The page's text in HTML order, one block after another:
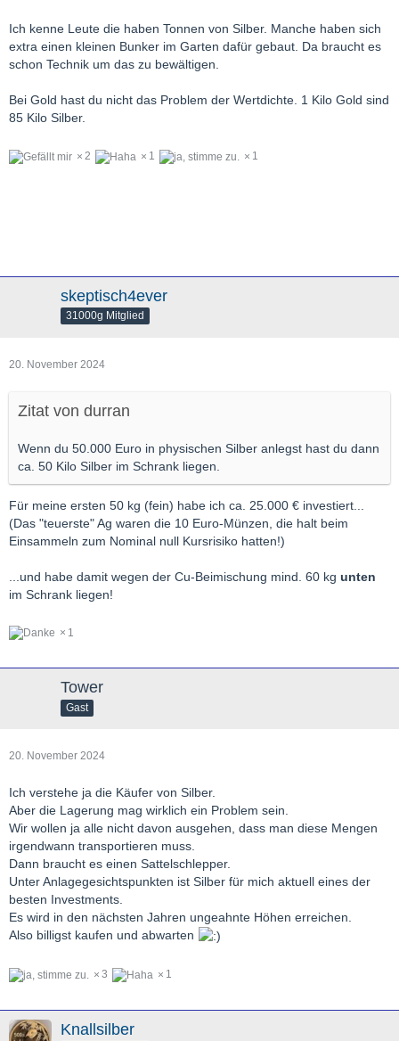
Ich kenne Leute die haben Tonnen von Silber. Manche haben sich
extra einen kleinen Bunker im Garten dafür gebaut. Da braucht es
schon Technik um das zu bewältigen.
Bei Gold hast du nicht das Problem der Wertdichte. 1 Kilo Gold sind
85 Kilo Silber.
2 1 1
skeptisch4ever
31000g Mitglied
20. November 2024
Zitat von durran
Wenn du 50.000 Euro in physischen Silber anlegst hast du dann
ca. 50 Kilo Silber im Schrank liegen.
Für meine ersten 50 kg (fein) habe ich ca. 25.000 € investiert...
(Das "teuerste" Ag waren die 10 Euro-Münzen, die halt beim
Einsammeln zum Nominal null Kursrisiko hatten!)
...und habe damit wegen der Cu-Beimischung mind. 60 kg unten
im Schrank liegen!
1
Tower
Gast
20. November 2024
Ich verstehe ja die Käufer von Silber.
Aber die Lagerung mag wirklich ein Problem sein.
Wir wollen ja alle nicht davon ausgehen, dass man diese Mengen
irgendwann transportieren muss.
Dann braucht es einen Sattelschlepper.
Unter Anlagegesichtspunkten ist Silber für mich aktuell eines der
besten Investments.
Es wird in den nächsten Jahren ungeahnte Höhen erreichen.
Also billigst kaufen und abwarten
3 1
Knallsilber